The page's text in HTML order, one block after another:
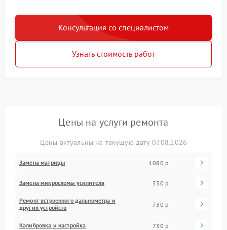
Консультация со специалистом
Узнать стоимость работ
Цены на услуги ремонта
Цены актуальны на текущую дату 07.08.2026
Замена матрицы 1080 р
Замена микросхемы усилителя 530 р
Ремонт встроенного дальнометра и
других устройств
730 р
Калибровка и настройка 730 р